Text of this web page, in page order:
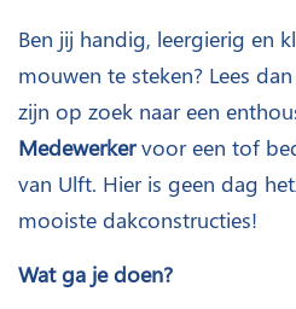
Ben jij handig, leergierig en
mouwen te steken? Lees
zijn op zoek naar een
Medewerkervoor een tof
van Ulft. Hier is geen dag
mooiste dakconstructies!
Wat ga je doen?